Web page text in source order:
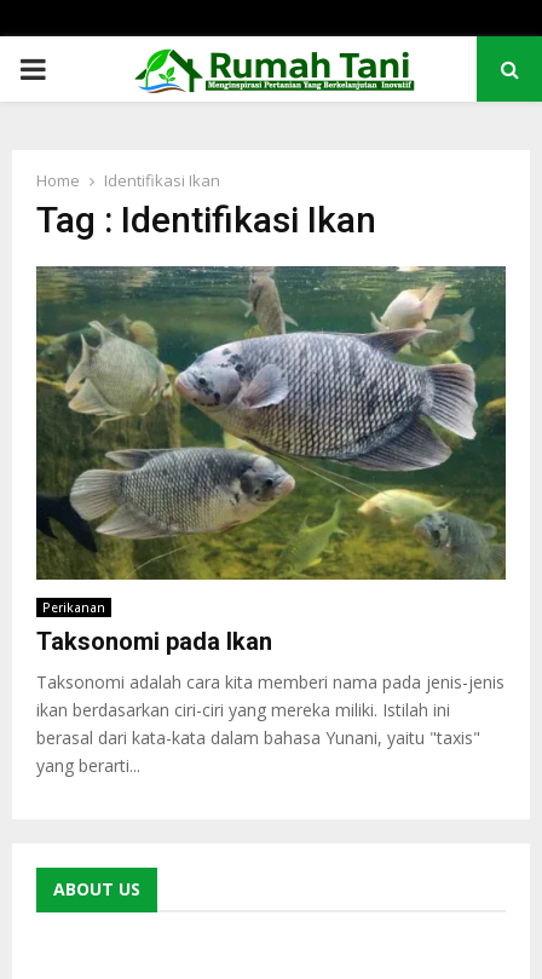
PRIMARY
Home Identifikasi Ikan
Tag : Identifikasi Ikan
Perikanan
Taksonomi pada Ikan
Taksonomi adalah cara kita memberi nama pada jenis-jenis
ikan berdasarkan ciri-ciri yang mereka miliki. Istilah ini
berasal dari kata-kata dalam bahasa Yunani, yaitu "taxis"
yang berarti...
ABOUT US